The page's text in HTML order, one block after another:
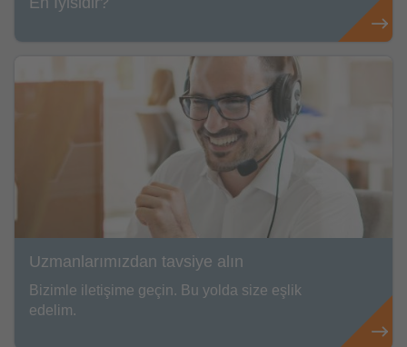
Uzmanlarımızdan tavsiye alın
Bizimle iletişime geçin. Bu yolda size eşlik
edelim.